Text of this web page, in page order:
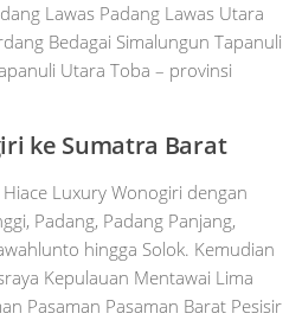
Lawas Padang Lawas Utara
Bedagai Simalungun Tapanuli
Utara Toba – provinsi
ke Sumatra Barat
Luxury Wonogiri dengan
Padang, Padang Panjang,
hingga Solok. Kemudian
Kepulauan Mentawai Lima
Pasaman Pasaman Barat Pesisir